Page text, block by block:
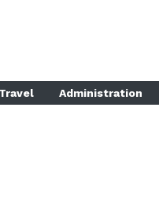
Travel Administration